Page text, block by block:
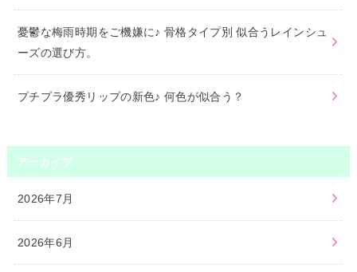
憂鬱な梅雨時期をご機嫌に♪ 骨格タイプ別 似合うレインシュ
ーズの選び方。
プチプラ優秀リップの新色♪ 何色が似合う？
アーカイブ
2026年7月
2026年6月